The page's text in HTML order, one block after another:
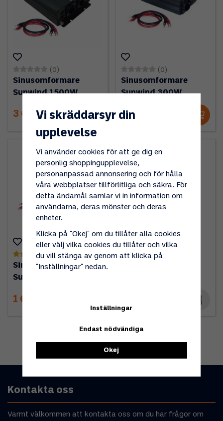
(0)
Sinusomformare
Sunwind 1500W
3 690 kr
(0)
Sinusomformare
Sunwind 300W
995 kr
(1)
Sinusomformare
Sunwind 600W
1 690 kr
(0)
Kontakta oss
Varmt välkommen att kontakta oss om du har frågor om
Vi skräddarsyr din
upplevelse
Vi använder cookies för att ge dig en
personlig shoppingupplevelse,
personanpassad annonsering och för hålla
våra webbplatser tillförlitliga och säkra. För
detta ändamål samlar vi in information om
användarna, deras mönster och deras
enheter.
Klicka på "Okej" om du tillåter alla cookies
eller välj vilka cookies du tillåter och vilka
du vill stänga av genom att klicka på
"Inställningar" nedan.
Inställningar
Endast nödvändiga
Okej